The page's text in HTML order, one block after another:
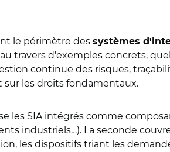
le périmètre des systèmes
travers d'exemples concrets,
continue des risques,
les droits fondamentaux.
les SIA intégrés comme
industriels…). La seconde
les dispositifs triant les